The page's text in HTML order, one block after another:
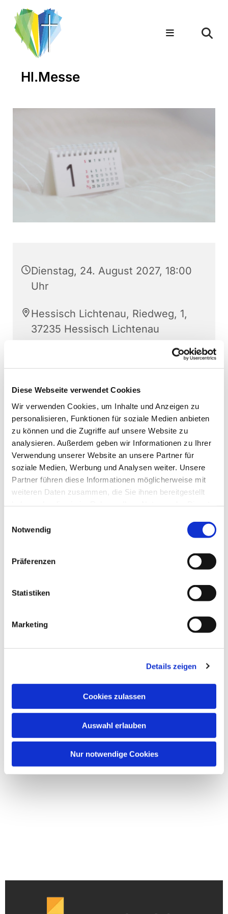
Diese Webseite verwendet Cookies
Wir verwenden Cookies, um Inhalte und Anzeigen zu
personalisieren, Funktionen für soziale Medien anbieten
zu können und die Zugriffe auf unsere Website zu
analysieren. Außerdem geben wir Informationen zu Ihrer
Verwendung unserer Website an unsere Partner für
soziale Medien, Werbung und Analysen weiter. Unsere
Partner führen diese Informationen möglicherweise mit
weiteren Daten zusammen, die Sie ihnen bereitgestellt
Notwendig
Präferenzen
Statistiken
Marketing
Details zeigen
Cookies zulassen
Auswahl erlauben
Nur notwendige Cookies
Hl.Messe
Dienstag, 24. August 2027, 18:00
Uhr
Hessisch Lichtenau, Riedweg, 1,
37235 Hessisch Lichtenau
Dies könnte Sie auch